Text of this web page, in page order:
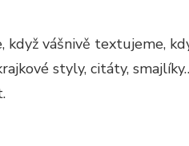
vášnivě textujeme,
styly, citáty,